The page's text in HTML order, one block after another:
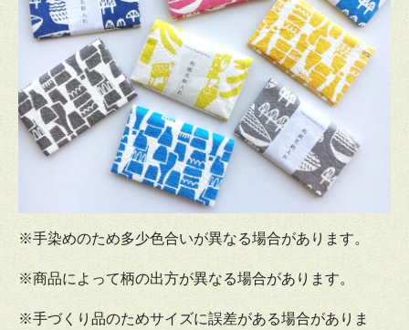
※手染めのため多少色合いが異なる場合があります。
※商品によって柄の出方が異なる場合があります。
※手づくり品のためサイズに誤差がある場合がありま